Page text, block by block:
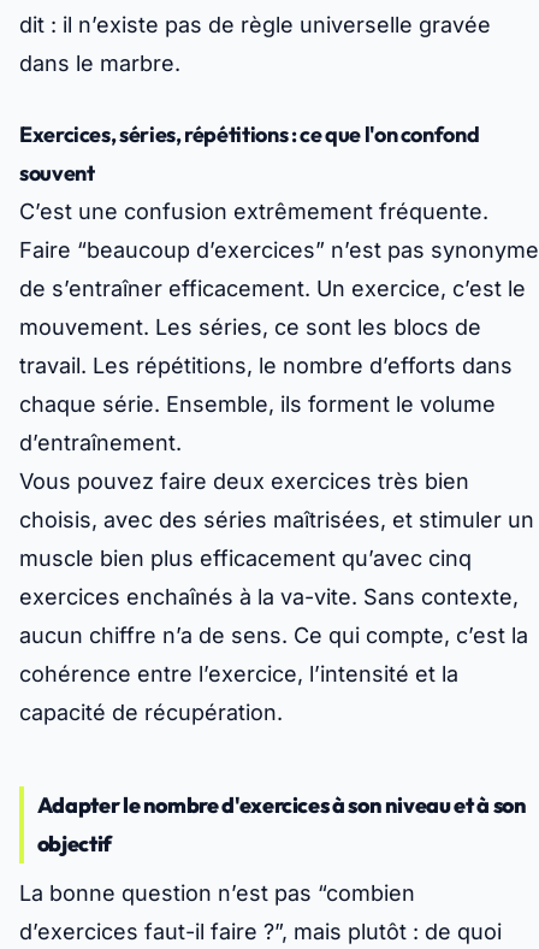
dit : il n’existe pas de règle universelle gravée
dans le marbre.
Exercices, séries, répétitions : ce que l'on confond
souvent
C’est une confusion extrêmement fréquente.
Faire “beaucoup d’exercices” n’est pas synonyme
de s’entraîner efficacement. Un exercice, c’est le
mouvement. Les séries, ce sont les blocs de
travail. Les répétitions, le nombre d’efforts dans
chaque série. Ensemble, ils forment le volume
d’entraînement.
Vous pouvez faire deux exercices très bien
choisis, avec des séries maîtrisées, et stimuler un
muscle bien plus efficacement qu’avec cinq
exercices enchaînés à la va-vite. Sans contexte,
aucun chiffre n’a de sens. Ce qui compte, c’est la
cohérence entre l’exercice, l’intensité et la
capacité de récupération.
Adapter le nombre d'exercices à son niveau et à son
objectif
La bonne question n’est pas “combien
d’exercices faut-il faire ?”, mais plutôt : de quoi